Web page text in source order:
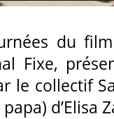
du
Fixe,
le collectif
papa) d’Elisa